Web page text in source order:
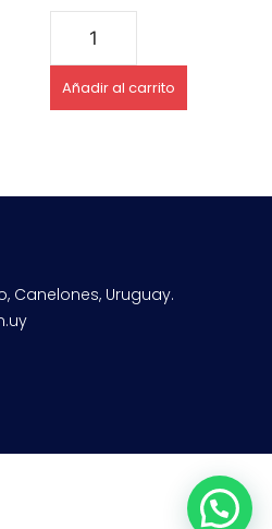
Añadir al carrito
Canelones, Uruguay.